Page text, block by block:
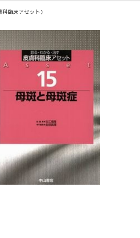
臨床アセット）